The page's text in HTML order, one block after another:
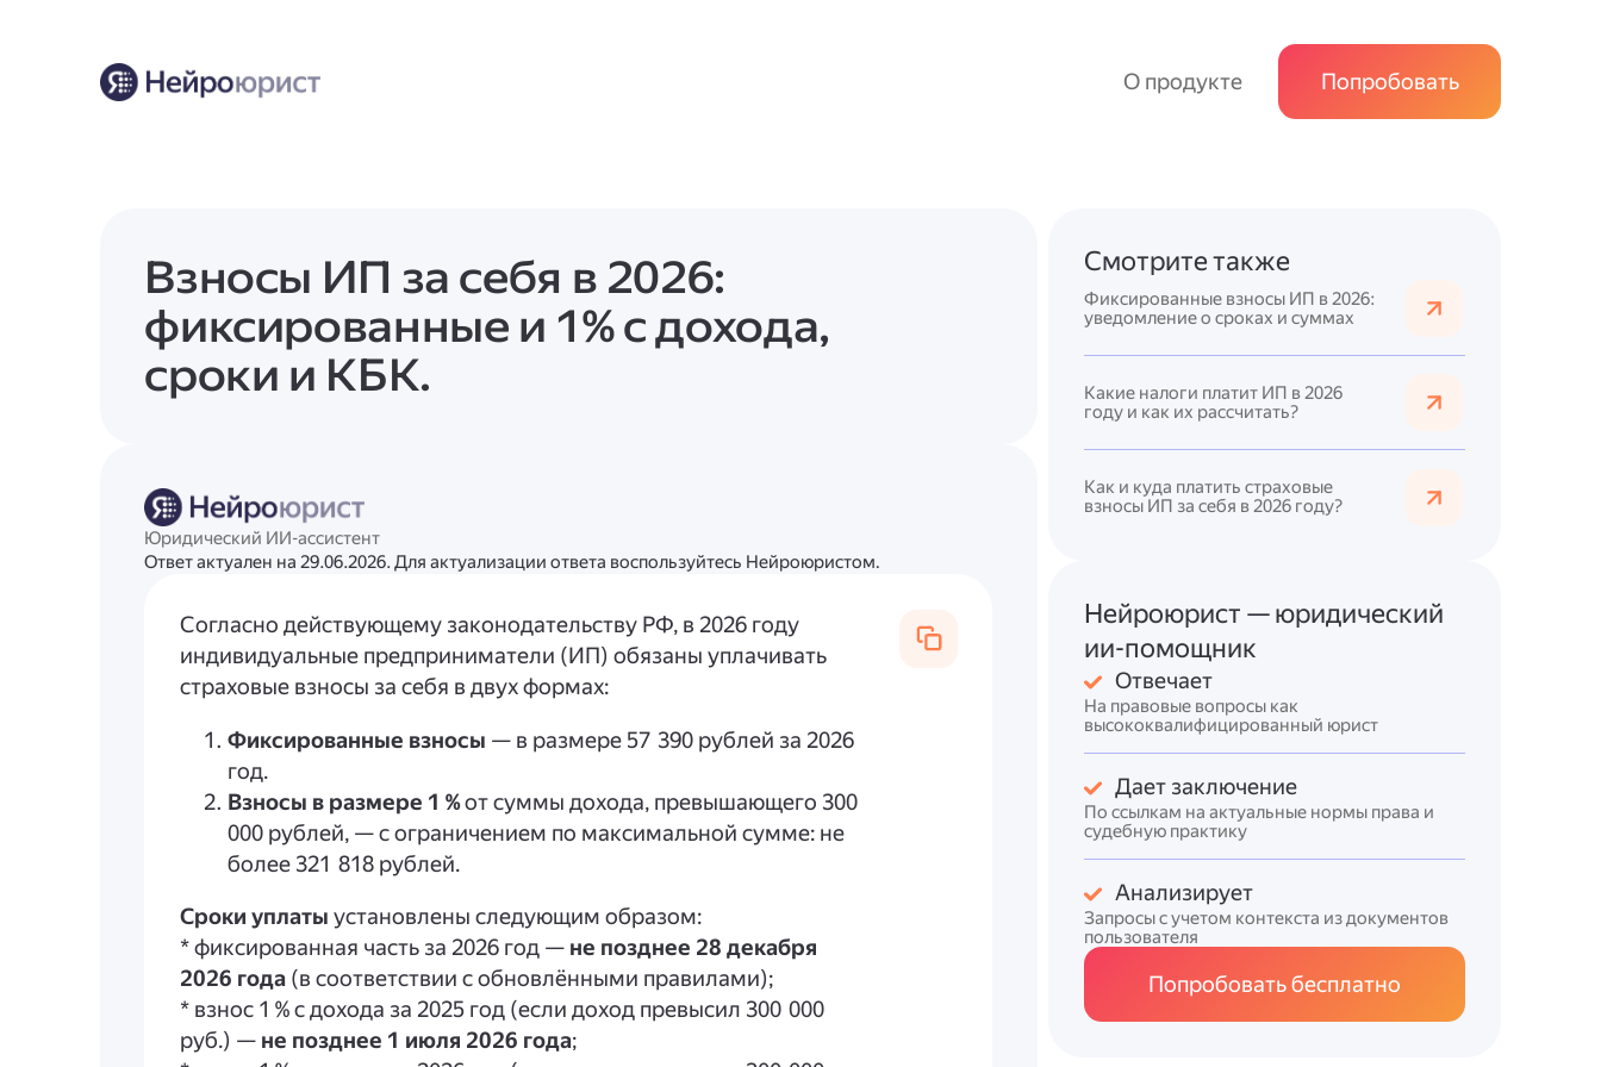
О продукте Попробовать
Взносы ИП за себя в 2026:
фиксированные и 1% с дохода,
сроки и КБК.
Юридический ИИ-ассистент
Ответ актуален на 29.06.2026. Для актуализации ответа воспользуйтесь Нейроюристом.
Согласно действующему законодательству РФ, в 2026 году
индивидуальные предприниматели (ИП) обязаны уплачивать
страховые взносы за себя в двух формах:
Фиксированные взносы — в размере 57 390 рублей за 2026
год.
Взносы в размере 1 %от суммы дохода, превышающего 300
000 рублей, — с ограничением по максимальной сумме: не
более 321 818 рублей.
Сроки уплаты установлены следующим образом:
* фиксированная часть за 2026 год — не позднее 28 декабря
2026 года (в соответствии с обновлёнными правилами);
* взнос 1 % с дохода за 2025 год (если доход превысил 300 000
руб.) — не позднее 1 июля 2026 года;
Смотрите также
Фиксированные взносы ИП в 2026:
уведомление о сроках и суммах
Какие налоги платит ИП в 2026
году и как их рассчитать?
Как и куда платить страховые
взносы ИП за себя в 2026 году?
Нейроюрист — юридический
ии-помощник
Отвечает
На правовые вопросы как
высококвалифицированный юрист
Дает заключение
По ссылкам на актуальные нормы права и
судебную практику
Анализирует
Запросы с учетом контекста из документов
пользователя
Попробовать бесплатно